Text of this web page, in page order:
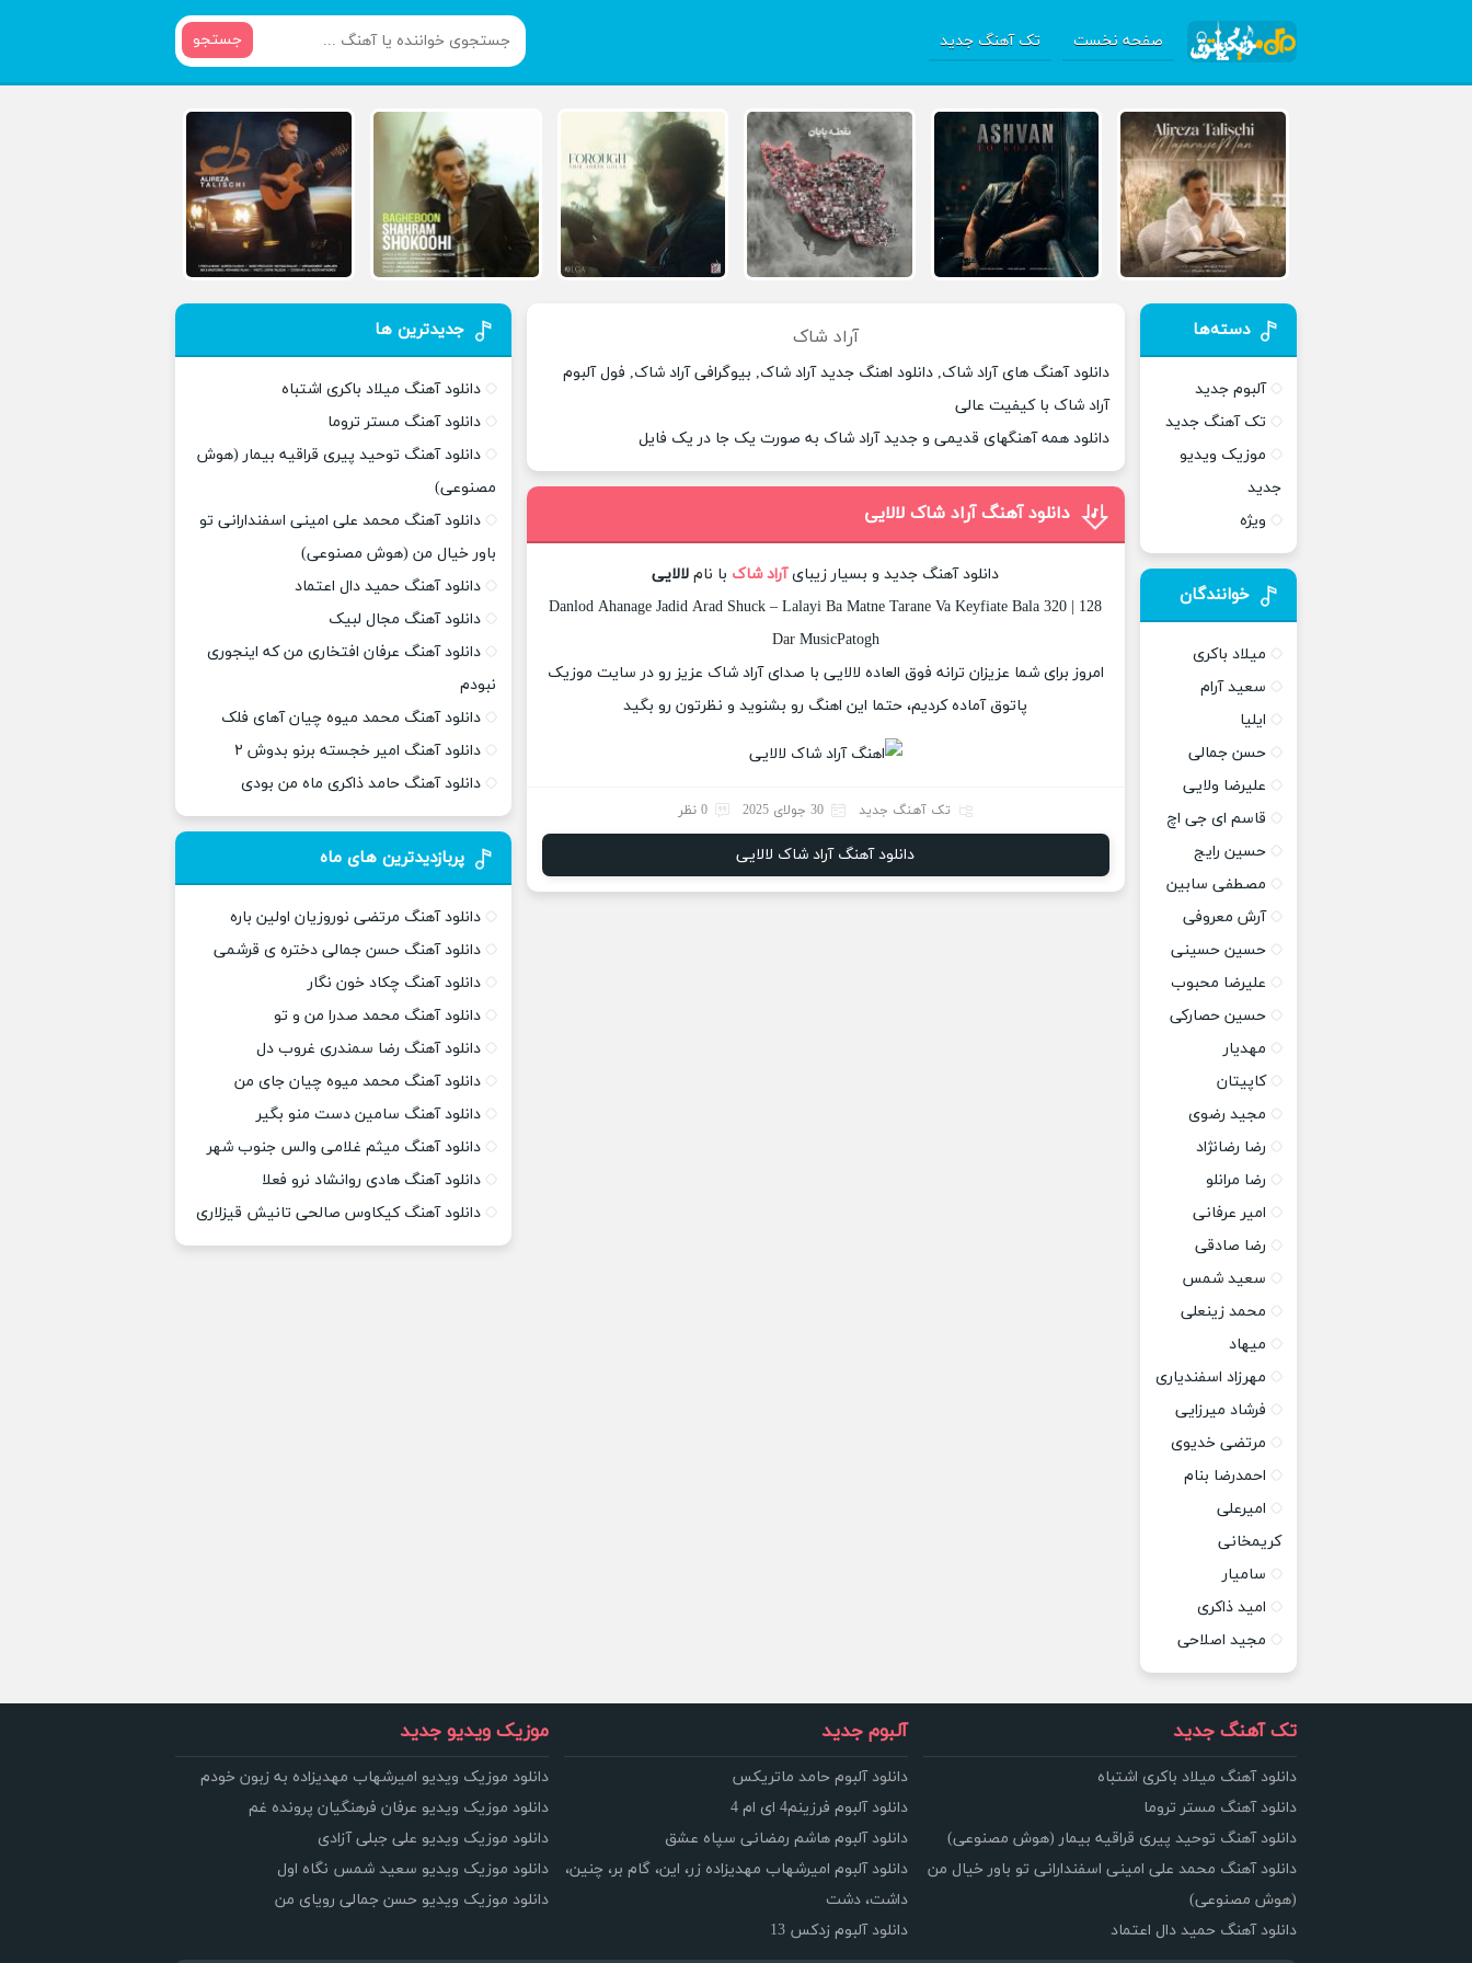
صفحه نخست تک آهنگ جدید جستجو
آراد شاک
دانلود آهنگ های آراد شاک, دانلود اهنگ جدید آراد شاک, بیوگرافی آراد شاک, فول آلبوم
آراد شاک با کیفیت عالی
دانلود همه آهنگهای قدیمی و جدید آراد شاک به صورت یک جا در یک فایل
دانلود آهنگ آراد شاک لالایی
دانلود آهنگ جدید و بسیار زیبایآراد شاک با نام لالایی
Danlod Ahanage Jadid Arad Shuck – Lalayi Ba Matne Tarane Va Keyfiate Bala 320 | 128
Dar MusicPatogh
امروز برای شما عزیزان ترانه فوق العاده لالایی با صدای آراد شاک عزیز رو در سایت موزیک
پاتوق آماده کردیم، حتما این اهنگ رو بشنوید و نظرتون رو بگید
تک آهنگ جدید 30 جولای 2025 0 نظر
دانلود آهنگ آراد شاک لالایی
دسته‌ها
آلبوم جدید
تک آهنگ جدید
موزیک ویدیو
جدید
ویژه
خوانندگان
میلاد باکری
سعید آرام
ایلیا
حسن جمالی
علیرضا ولایی
قاسم ای جی اچ
حسین رایج
مصطفی سابین
آرش معروفی
حسین حسینی
علیرضا محبوب
حسین حصارکی
مهدیار
کاپیتان
مجید رضوی
رضا رضانژاد
رضا مرانلو
امیر عرفانی
رضا صادقی
سعید شمس
محمد زینعلی
میهاد
مهرزاد اسفندیاری
فرشاد میرزایی
مرتضی خدیوی
احمدرضا بنام
امیرعلی
کریمخانی
سامیار
امید ذاکری
مجید اصلاحی
جدیدترین ها
دانلود آهنگ میلاد باکری اشتباه
دانلود آهنگ مستر تروما
دانلود آهنگ توحید پیری قراقیه بیمار (هوش
مصنوعی)
دانلود آهنگ محمد علی امینی اسفندارانی تو
باور خیال من (هوش مصنوعی)
دانلود آهنگ حمید دال اعتماد
دانلود آهنگ مجال لبیک
دانلود آهنگ عرفان افتخاری من که اینجوری
نبودم
دانلود آهنگ محمد میوه چیان آهای فلک
دانلود آهنگ امیر خجسته برنو بدوش ۲
دانلود آهنگ حامد ذاکری ماه من بودی
پربازدیدترین های ماه
دانلود آهنگ مرتضی نوروزیان اولین باره
دانلود آهنگ حسن جمالی دختره ی قرشمی
دانلود آهنگ چکاد خون نگار
دانلود آهنگ محمد صدرا من و تو
دانلود آهنگ رضا سمندری غروب دل
دانلود آهنگ محمد میوه چیان جای من
دانلود آهنگ سامین دست منو بگیر
دانلود آهنگ میثم غلامی والس جنوب شهر
دانلود آهنگ هادی روانشاد نرو فعلا
دانلود آهنگ کیکاوس صالحی تانیش قیزلاری
تک آهنگ جدید
دانلود آهنگ میلاد باکری اشتباه
دانلود آهنگ مستر تروما
دانلود آهنگ توحید پیری قراقیه بیمار (هوش مصنوعی)
دانلود آهنگ محمد علی امینی اسفندارانی تو باور خیال من
(هوش مصنوعی)
دانلود آهنگ حمید دال اعتماد
آلبوم جدید
دانلود آلبوم حامد ماتریکس
دانلود آلبوم فرزینم4 ای ام 4
دانلود آلبوم هاشم رمضانی سپاه عشق
دانلود آلبوم امیرشهاب مهدیزاده زر، این، گام بر، چنین،
داشت، دشت
دانلود آلبوم زدکس 13
موزیک ویدیو جدید
دانلود موزیک ویدیو امیرشهاب مهدیزاده به زبون خودم
دانلود موزیک ویدیو عرفان فرهنگیان پرونده غم
دانلود موزیک ویدیو علی جبلی آزادی
دانلود موزیک ویدیو سعید شمس نگاه اول
دانلود موزیک ویدیو حسن جمالی رویای من